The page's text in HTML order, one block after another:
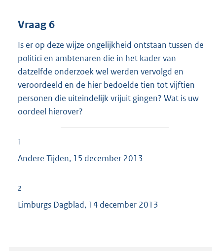
Vraag 6
Is er op deze wijze ongelijkheid ontstaan tussen de
politici en ambtenaren die in het kader van
datzelfde onderzoek wel werden vervolgd en
veroordeeld en de hier bedoelde tien tot vijftien
personen die uiteindelijk vrijuit gingen? Wat is uw
oordeel hierover?
1
Andere Tijden, 15 december 2013
2
Limburgs Dagblad, 14 december 2013